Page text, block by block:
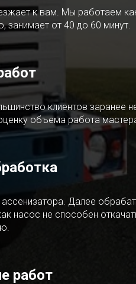
к вам. Мы работаем
занимает от 40 до 60 минут.
клиентов заранее
объема работа
Далее
не способен
работ